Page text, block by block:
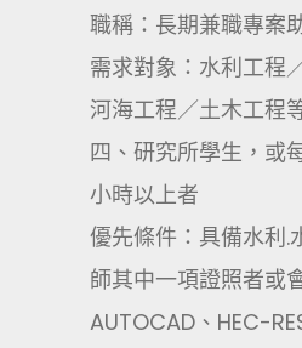
職稱：長期兼職專案
需求對象：水利工程
河海工程／土木工程
四、研究所學生，或
小時以上者
優先條件：具備水利.
師其中一項證照者或
AUTOCAD、HEC-